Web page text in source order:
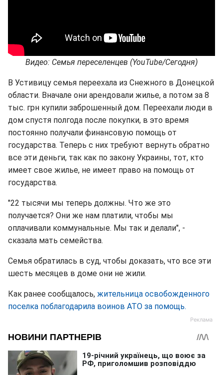
Видео: Семья переселенцев (YouTube/Сегодня)
В Устивицу семья переехала из Снежного в Донецкой
области. Вначале они арендовали жилье, а потом за 8
тыс. грн купили заброшенный дом. Переехали люди в
дом спустя полгода после покупки, в это время
постоянно получали финансовую помощь от
государства. Теперь с них требуют вернуть обратно
все эти деньги, так как по закону Украины, тот, кто
имеет свое жилье, не имеет право на помощь от
государства.
"22 тысячи мы теперь должны. Что же это
получается? Они же нам платили, чтобы мы
оплачивали коммунальные. Мы так и делали", -
сказала мать семейства.
Семья обратилась в суд, чтобы доказать, что все эти
шесть месяцев в доме они не жили.
Как ранее сообщалось, жительница освобожденного
поселка поблагодарила воинов АТО за помощь.